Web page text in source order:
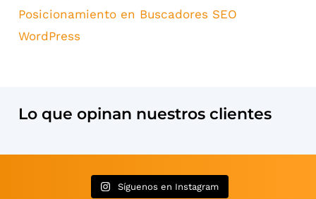
Posicionamiento en Buscadores SEO
WordPress
Lo que opinan nuestros clientes
Síguenos en Instagram